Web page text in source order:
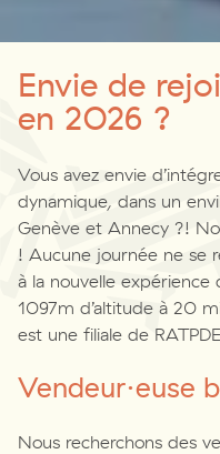
Envie de
en 2026 ?
Vous avez envie
dynamique, dans un
Genève et Annecy ?!
! Aucune journée ne se
à la nouvelle expérience
1097m d’altitude à 20
est une filiale de
Vendeur·euse
Nous recherchons des